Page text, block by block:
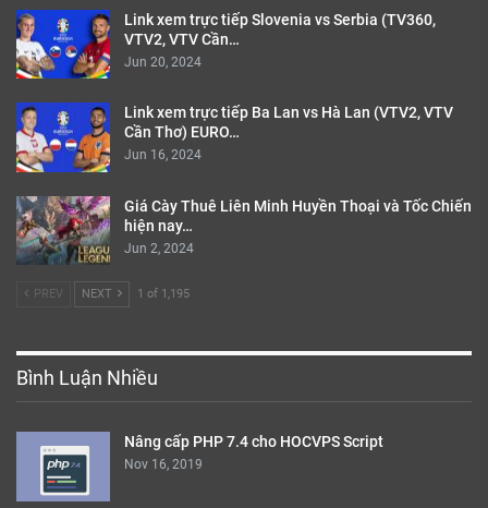
Link xem trực tiếp Slovenia vs Serbia (TV360,
VTV2, VTV Cần…
Jun 20, 2024
Link xem trực tiếp Ba Lan vs Hà Lan (VTV2, VTV
Cần Thơ) EURO…
Jun 16, 2024
Giá Cày Thuê Liên Minh Huyền Thoại và Tốc Chiến
hiện nay…
Jun 2, 2024
PREV NEXT 1 of 1,195
Bình Luận Nhiều
Nâng cấp PHP 7.4 cho HOCVPS Script
Nov 16, 2019